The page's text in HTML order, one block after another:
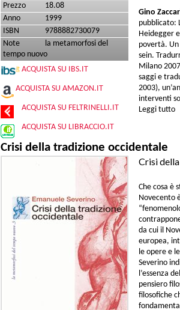
Prezzo
18.08
Anno
1999
ISBN
9788882730079
Note
la metamorfosi del
tempo nuovo
ACQUISTA SU IBS.IT
ACQUISTA SU AMAZON.IT
ACQUISTA SU FELTRINELLI.IT
ACQUISTA SU LIBRACCIO.IT
Gino
pubblicato:
Heidegger
povertà. Un
sein.
Milano
saggi e
2003),
interventi
Leggi tutto
Crisi della tradizione occidentale
Crisi
Che cosa è
Novecento
da cui il
europea,
le opere e
Severino
l’essenza
pensiero
filosofiche